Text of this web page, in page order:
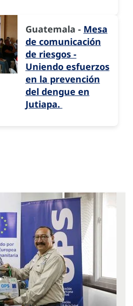
Guatemala - Mesa
de comunicación
de riesgos -
Uniendo esfuerzos
en la prevención
del dengue en
Jutiapa.